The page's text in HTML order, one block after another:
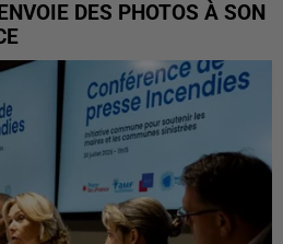
DES PHOTOS À SON